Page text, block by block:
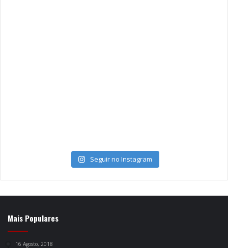
Seguir no Instagram
Mais Populares
16 Agosto, 2018